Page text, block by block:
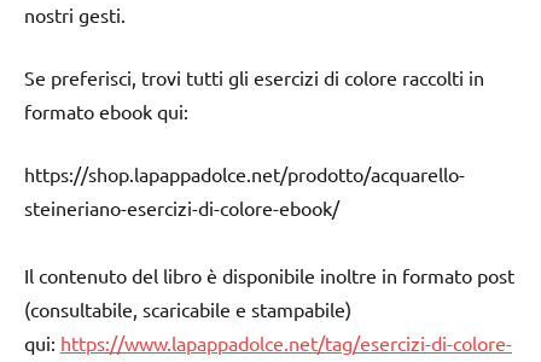
nostri gesti.
Se preferisci, trovi tutti gli esercizi di colore raccolti in
formato ebook qui:
https://shop.lapappadolce.net/prodotto/acquarello-
steineriano-esercizi-di-colore-ebook/
Il contenuto del libro è disponibile inoltre in formato post
(consultabile, scaricabile e stampabile)
qui: https://www.lapappadolce.net/tag/esercizi-di-colore-